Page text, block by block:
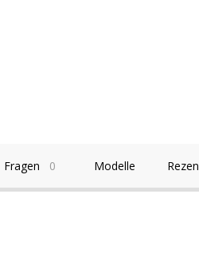
Fragen 0 Modelle